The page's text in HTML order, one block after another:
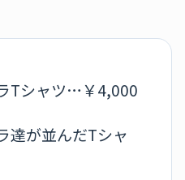
Tシャツ…￥4,000
達が並んだTシャ